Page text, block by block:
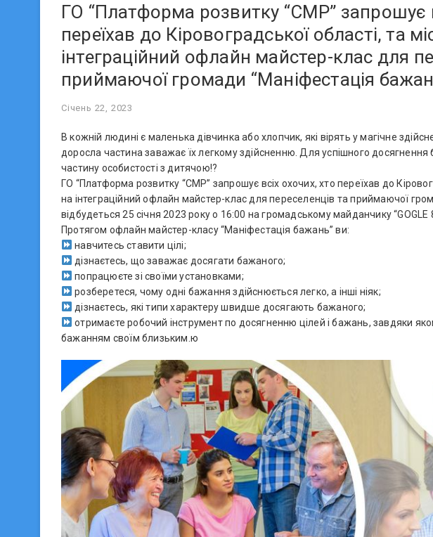
ГО “Платформа розвитку “СМР” запрошує
переїхав до Кіровоградської області, та
інтеграційний офлайн майстер-клас для
приймаючої громади “Маніфестація
Січень 22, 2023
В кожній людині є маленька дівчинка або хлопчик, які вірять у магічне
доросла частина заважає їх легкому здійсненню. Для успішного
частину особистості з дитячою!?
ГО “Платформа розвитку “СМР” запрошує всіх охочих, хто переїхав до
на інтеграційний офлайн майстер-клас для переселенців та приймаючої
відбудеться 25 січня 2023 року о 16:00 на громадському майданчику “GOGLE
Протягом офлайн майстер-класу “Маніфестація бажань” ви:
навчитесь ставити цілі;
дізнаєтесь, що заважає досягати бажаного;
попрацюєте зі своїми установками;
розберетеся, чому одні бажання здійснюється легко, а інші ніяк;
дізнаєтесь, які типи характеру швидше досягають бажаного;
отримаєте робочий інструмент по досягненню цілей і бажань, завдяки
бажанням своїм близьким.ю